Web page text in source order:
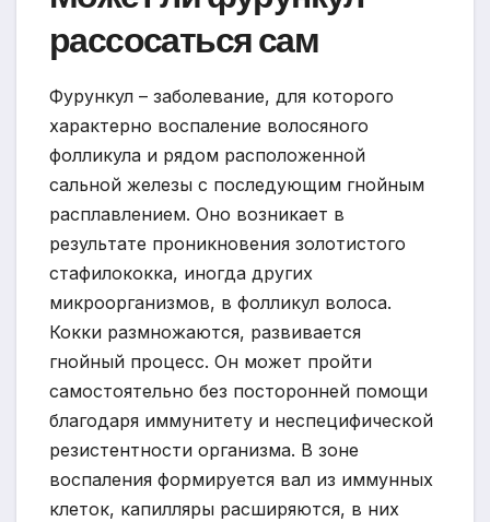
рассосаться сам
Фурункул – заболевание, для которого
характерно воспаление волосяного
фолликула и рядом расположенной
сальной железы с последующим гнойным
расплавлением. Оно возникает в
результате проникновения золотистого
стафилококка, иногда других
микроорганизмов, в фолликул волоса.
Кокки размножаются, развивается
гнойный процесс. Он может пройти
самостоятельно без посторонней помощи
благодаря иммунитету и неспецифической
резистентности организма. В зоне
воспаления формируется вал из иммунных
клеток, капилляры расширяются, в них